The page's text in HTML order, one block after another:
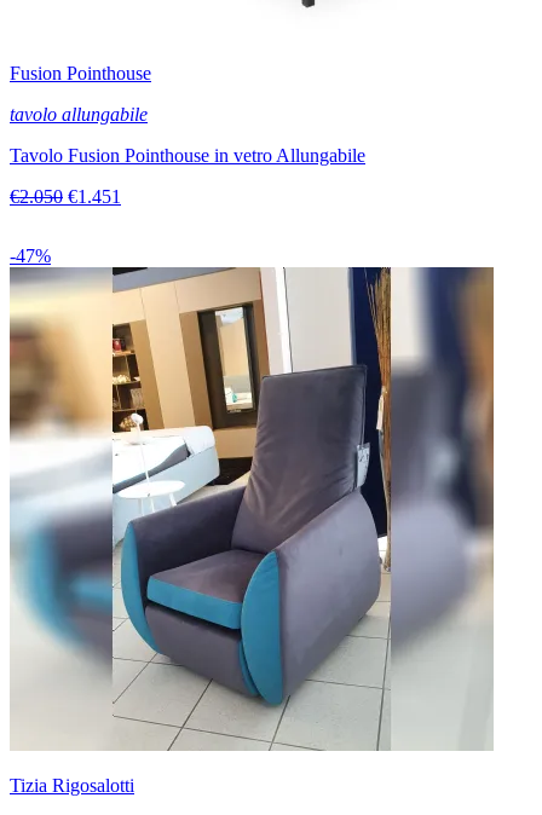
Fusion Pointhouse
tavolo allungabile
Tavolo Fusion Pointhouse in vetro Allungabile
€2.050 €1.451
-47%
Tizia Rigosalotti